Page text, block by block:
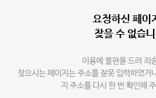
요청하신 페이
찾을 수 없습
이용에 불편을 드려 죄
찾으시는 페이지는 주소를 잘못 입력하였거
지 주소를 다시 한 번 확인해